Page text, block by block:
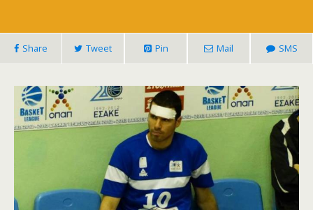
Share Tweet Pin Mail SMS